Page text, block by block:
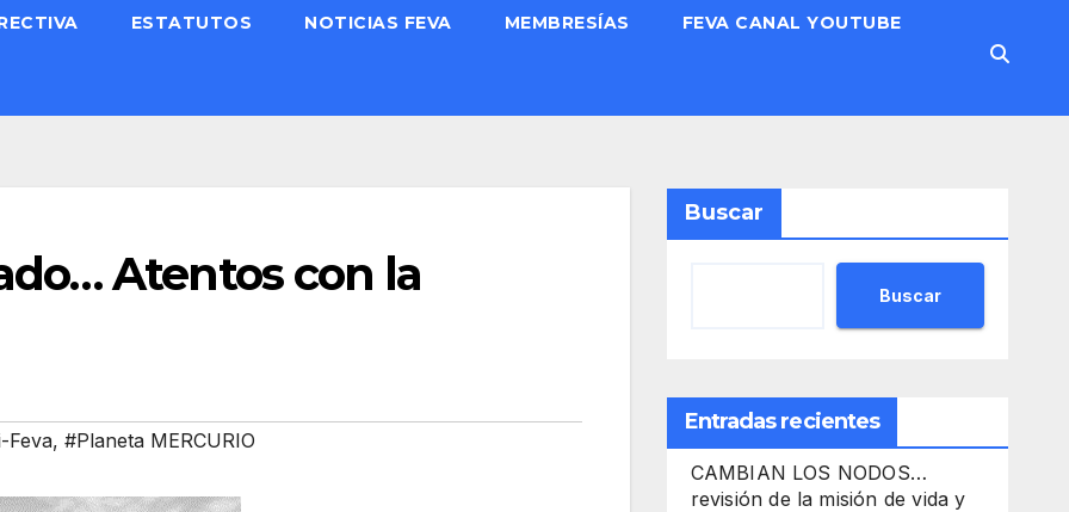
ESTATUTOS NOTICIAS FEVA MEMBRESÍAS FEVA CANAL YOUTUBE
Atentos con la
Feva, #Planeta MERCURIO
Buscar
Buscar
Entradas recientes
CAMBIAN LOS NODOS…
revisión de la misión de vida y